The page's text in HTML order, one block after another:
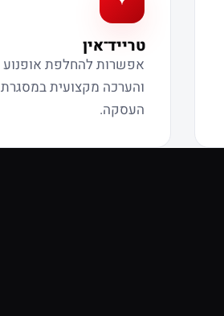
טרייד־אין
אפשרות להחלפת אופנוע
והערכה מקצועית במסגרת
העסקה.